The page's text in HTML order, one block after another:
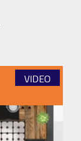
VIDEO